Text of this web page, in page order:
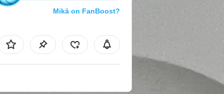
Mikä on FanBoost?